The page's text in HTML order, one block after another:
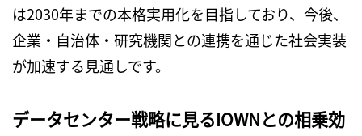
は2030年までの本格実用化を目指しており、今後、
企業・自治体・研究機関との連携を通じた社会実装
が加速する見通しです。
データセンター戦略に見るIOWNとの相乗効